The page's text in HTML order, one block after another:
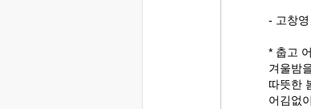
- 고창
* 춥고
겨울밤
따뜻한
어김없